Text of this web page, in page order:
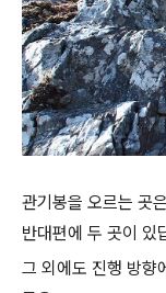
관기봉을 오르는 곳
반대편에 두 곳이 있
그 외에도 진행 방향